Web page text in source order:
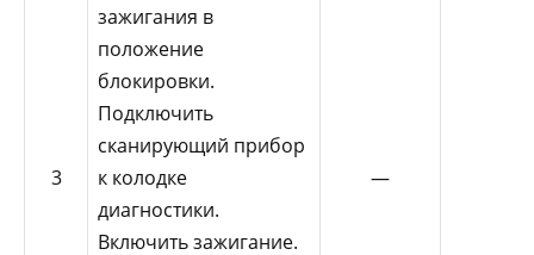
3
зажигания в
положение
блокировки.
Подключить
сканирующий прибор
к колодке
диагностики.
Включить зажигание.
—